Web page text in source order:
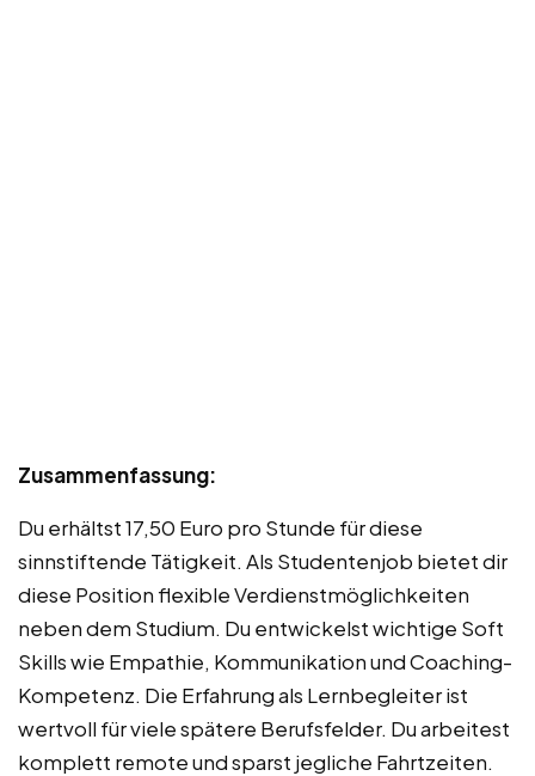
Zusammenfassung:
Du erhältst 17,50 Euro pro Stunde für diese
sinnstiftende Tätigkeit. Als Studentenjob bietet dir
diese Position flexible Verdienstmöglichkeiten
neben dem Studium. Du entwickelst wichtige Soft
Skills wie Empathie, Kommunikation und Coaching-
Kompetenz. Die Erfahrung als Lernbegleiter ist
wertvoll für viele spätere Berufsfelder. Du arbeitest
komplett remote und sparst jegliche Fahrtzeiten.